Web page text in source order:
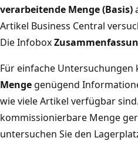
verarbeitende Menge (Basis)
Artikel Business Central
Die Infobox
Für einfache Untersuchungen
Menge genügend
wie viele Artikel verfügbar
kommissionierbare Menge
untersuchen Sie den